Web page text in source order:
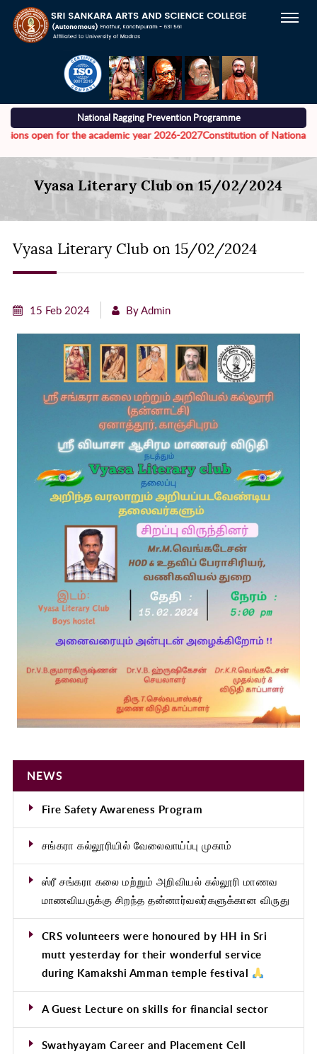
National Ragging Prevention Programme
open for the academic year 2026-2027Constitution of National
Vyasa Literary Club on 15/02/2024
Vyasa Literary Club on 15/02/2024
15 Feb 2024 By Admin
NEWS
Fire Safety Awareness Program
சங்கரா கல்லூரியில் வேலைவாய்ப்பு முகாம்
ஸ்ரீ சங்கரா கலை மற்றும் அறிவியல் கல்லூரி மாணவ
மாணவியருக்கு சிறந்த தன்னார்வலர்களுக்கான விருது
CRS volunteers were honoured by HH in Sri
mutt yesterday for their wonderful service
during Kamakshi Amman temple festival
A Guest Lecture on skills for financial sector
Swathyayam Career and Placement Cell